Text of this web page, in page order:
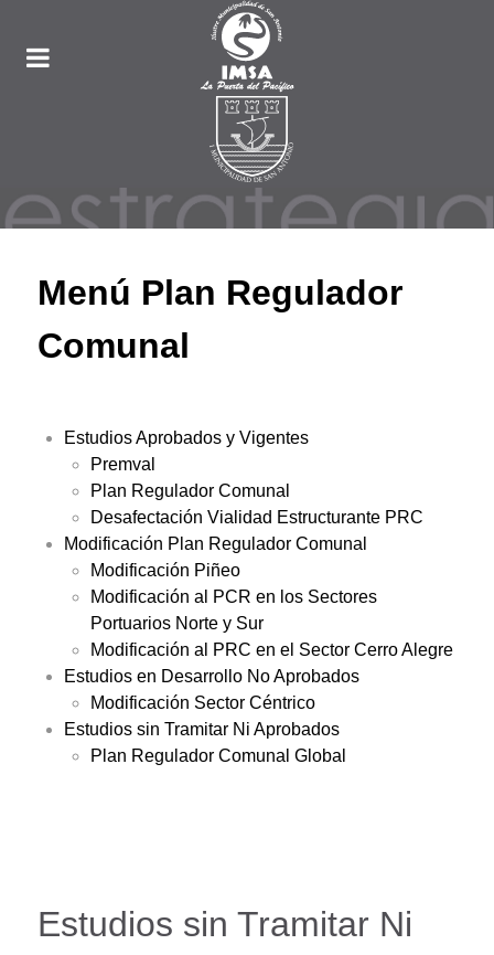
Menú Plan Regulador
Comunal
Estudios Aprobados y Vigentes
Premval
Plan Regulador Comunal
Desafectación Vialidad Estructurante PRC
Modificación Plan Regulador Comunal
Modificación Piñeo
Modificación al PCR en los Sectores
Portuarios Norte y Sur
Modificación al PRC en el Sector Cerro Alegre
Estudios en Desarrollo No Aprobados
Modificación Sector Céntrico
Estudios sin Tramitar Ni Aprobados
Plan Regulador Comunal Global
Estudios sin Tramitar Ni